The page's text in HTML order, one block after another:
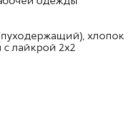
хлопок
лайкрой 2х2